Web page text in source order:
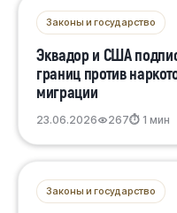
Законы и государство
Эквадор и США
границ против
миграции
23.06.2026 267⏱ 1 мин
Законы и государство